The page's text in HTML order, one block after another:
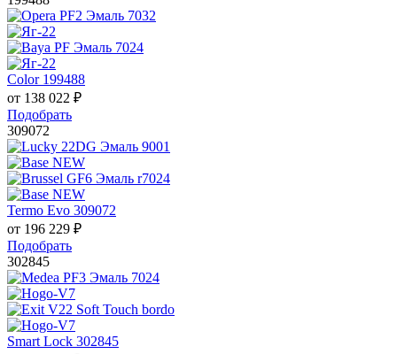
Color 199488
от 138 022 ₽
Подобрать
309072
Termo Evo 309072
от 196 229 ₽
Подобрать
302845
Smart Lock 302845